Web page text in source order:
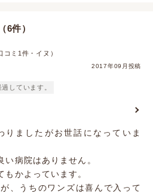
6件）
コミ1件・イヌ）
2017年09月投稿
しています。
りましたがお世話になっていま
い病院はありません。
かよっています。
、うちのワンズは喜んで入って